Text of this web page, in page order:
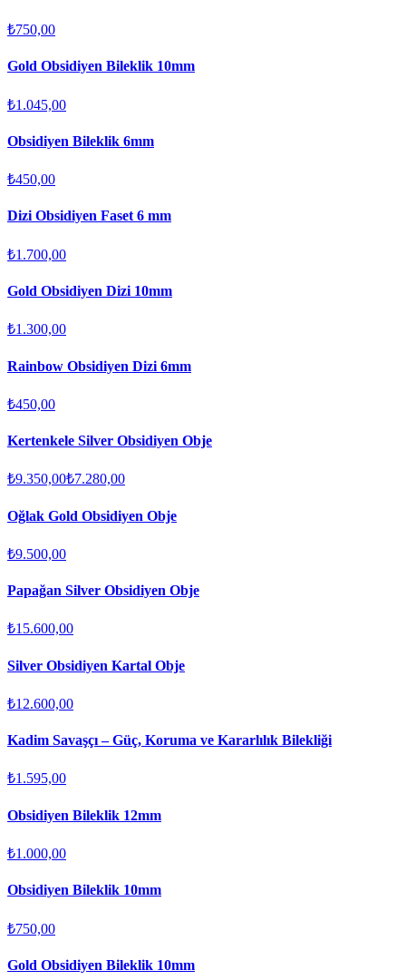
₺750,00
Gold Obsidiyen Bileklik 10mm
₺1.045,00
Obsidiyen Bileklik 6mm
₺450,00
Dizi Obsidiyen Faset 6 mm
₺1.700,00
Gold Obsidiyen Dizi 10mm
₺1.300,00
Rainbow Obsidiyen Dizi 6mm
₺450,00
Kertenkele Silver Obsidiyen Obje
₺9.350,00₺7.280,00
Oğlak Gold Obsidiyen Obje
₺9.500,00
Papağan Silver Obsidiyen Obje
₺15.600,00
Silver Obsidiyen Kartal Obje
₺12.600,00
Kadim Savaşçı – Güç, Koruma ve Kararlılık Bilekliği
₺1.595,00
Obsidiyen Bileklik 12mm
₺1.000,00
Obsidiyen Bileklik 10mm
₺750,00
Gold Obsidiyen Bileklik 10mm